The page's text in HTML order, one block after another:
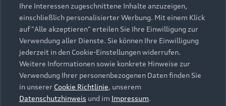
Elektromodelle
Plug-in-Hybride
Gebrauchtwagensuche
Gebrauchtwagen
Finanzierung
Aktionen & Angebote
Geschäftskunden
Saisonale Angebote
Audi Services
Garantie
Audi digital services
myAudi
Support
Kundenservice
Händlersuche
Audi Code
Über Audi
Unternehmen
Karriere
Ihre Interessen zugeschnittene Inhalte anzuzeigen,
einschließlich personalisierter Werbung. Mit einem Klick
auf "Alle akzeptieren" erteilen Sie Ihre Einwilligung zur
Verwendung aller Dienste. Sie können Ihre Einwilligung
jederzeit in den Cookie-Einstellungen widerrufen.
Weitere Informationen sowie konkrete Hinweise zur
Verwendung Ihrer personenbezogenen Daten finden Sie
in unserer Cookie Richtlinie, unserem
Datenschutzhinweis und im Impressum.